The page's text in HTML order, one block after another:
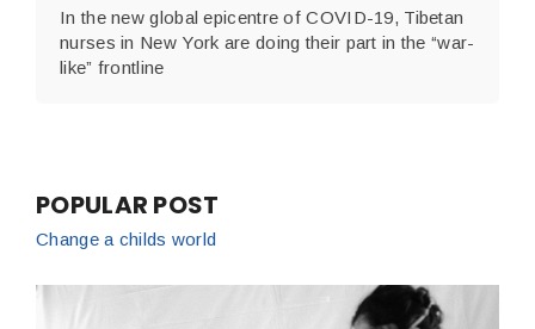
In the new global epicentre of COVID-19, Tibetan
nurses in New York are doing their part in the “war-
like” frontline
POPULAR POST
Change a childs world